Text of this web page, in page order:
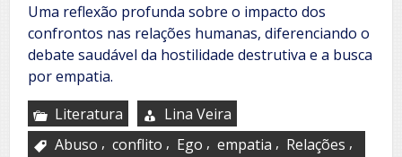
Uma reflexão profunda sobre o impacto dos
confrontos nas relações humanas, diferenciando o
debate saudável da hostilidade destrutiva e a busca
por empatia.
Literatura
Lina Veira
Abuso , conflito , Ego , empatia , Relações ,